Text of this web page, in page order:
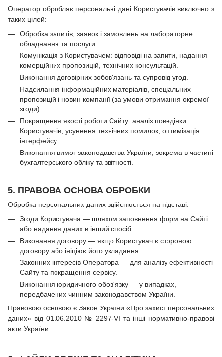
Оператор обробляє персональні дані Користувачів виключно з
таких цілей:
Обробка запитів, заявок і замовлень на лабораторне
обладнання та послуги.
Комунікація з Користувачем: відповіді на запити, надання
комерційних пропозицій, технічних консультацій.
Виконання договірних зобов'язань та супровід угод.
Надсилання інформаційних матеріалів, спеціальних
пропозицій і новин компанії (за умови отримання окремої
згоди).
Покращення якості роботи Сайту: аналіз поведінки
Користувачів, усунення технічних помилок, оптимізація
інтерфейсу.
Виконання вимог законодавства України, зокрема в частині
бухгалтерського обліку та звітності.
5. ПРАВОВА ОСНОВА ОБРОБКИ
Обробка персональних даних здійснюється на підставі:
Згоди Користувача — шляхом заповнення форм на Сайті
або надання даних в інший спосіб.
Виконання договору — якщо Користувач є стороною
договору або ініціює його укладання.
Законних інтересів Оператора — для аналізу ефективності
Сайту та покращення сервісу.
Виконання юридичного обов'язку — у випадках,
передбачених чинним законодавством України.
Правовою основою є Закон України «Про захист персональних
даних» від 01.06.2010 № 2297-VI та інші нормативно-правові
акти України.